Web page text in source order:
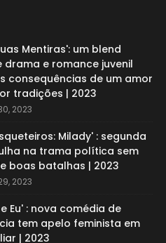
Mentiras': um blend
drama e romance juvenil
consequências de um amor
tradições | 2023
2023
Milady' : segunda
na trama política sem
boas batalhas | 2023
2023
Eu' : nova comédia de
tem apelo feminista em
| 2023